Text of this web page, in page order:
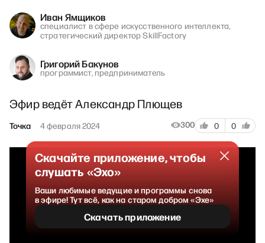
Иван Ямщиков
специалист в сфере искусственного интеллекта,
стратегический директор SkillFactory
Григорий Бакунов
программист, предприниматель
Эфир ведёт Александр Плющев
Точка 4 февраля 2024 300 0 0
Скачайте приложение, чтобы
слушать «Эхо»
Ваши любимые ведущие и программы снова
в эфире! Тут всё, как на старом добром «Эхе»
Скачать приложение